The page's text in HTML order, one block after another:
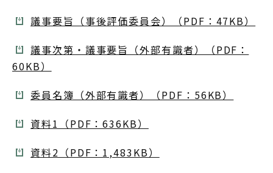
議事要旨（事後評価委員会）（PDF：47KB）
議事次第・議事要旨（外部有識者）（PDF：
60KB）
委員名簿（外部有識者）（PDF：56KB）
資料1（PDF：636KB）
資料2（PDF：1,483KB）